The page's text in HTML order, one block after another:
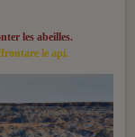
les abeilles.
le api.